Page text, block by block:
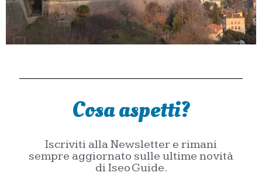
Cosa aspetti?
Iscriviti alla Newsletter e rimani
sempre aggiornato sulle ultime novità
di Iseo Guide.